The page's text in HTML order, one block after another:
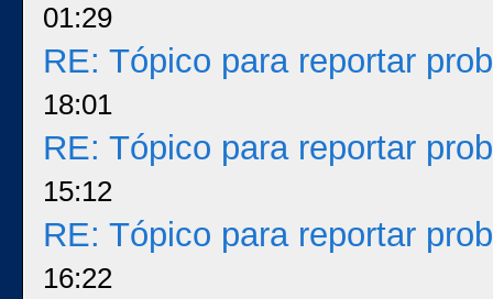
01:29
RE: Tópico para reportar
18:01
RE: Tópico para reportar
15:12
RE: Tópico para reportar
16:22